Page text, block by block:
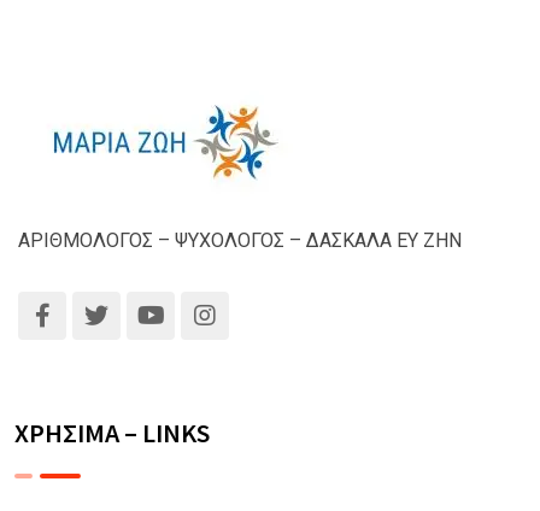
ΑΡΙΘΜΟΛΟΓΟΣ – ΨΥΧΟΛΟΓΟΣ – ΔΑΣΚΑΛΑ ΕΥ ΖΗΝ
ΧΡΗΣΙΜΑ – LINKS